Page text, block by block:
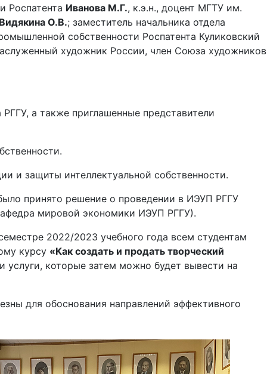
Роспатента Иванова М.Г., к.э.н., доцент МГТУ им.
О.В.; заместитель начальника отдела
собственности Роспатента Куликовский
художник России, член Союза художников
а также приглашенные представители
и защиты интеллектуальной собственности.
принято решение о проведении в ИЭУП РГГУ
мировой экономики ИЭУП РГГУ).
2022/2023 учебного года всем студентам
курсу «Как создать и продать творческий
услуги, которые затем можно будет вывести на
для обоснования направлений эффективного